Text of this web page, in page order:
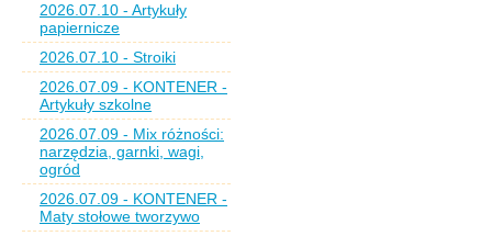
2026.07.10 - Artykuły
papiernicze
2026.07.10 - Stroiki
2026.07.09 - KONTENER -
Artykuły szkolne
2026.07.09 - Mix różności:
narzędzia, garnki, wagi,
ogród
2026.07.09 - KONTENER -
Maty stołowe tworzywo